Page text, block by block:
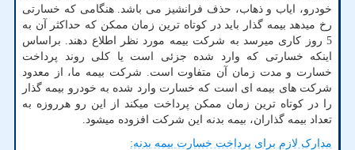
خودرو، ایاب و ذهاب، حذف فرانشیز می باشد. هنگامی که خسارتی
رخ میدهد بیمه گذار باید در کوتاه ترین زمان ممکن که حداکثر آن به
5 روز کاری میرسد به شرکت بیمه مورد نظر اطلاع دهند. براساس
اینکه خسارتی که وارد شده جزئی است یا کلی روند پرداخت
خسارت و مدت زمان آن متفاوت است. شرکت بیمه ما، از معدود
شرکت های بیمه ای است که خسارت وارد شده به خودرو بیمه گذار
را در کوتاه ترین زمان ممکن پرداخت میکند از این رو هرروزه به
تعداد بیمه گذاران، بیمه بدنه این شرکت افزوده میشود.
مدارک لازم برای پرداخت خسارت بیمه بدنه: